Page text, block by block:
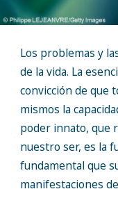
Los problemas y
de la vida. La
convicción de que
mismos la
poder innato, que
nuestro ser, es la
fundamental que
manifestaciones